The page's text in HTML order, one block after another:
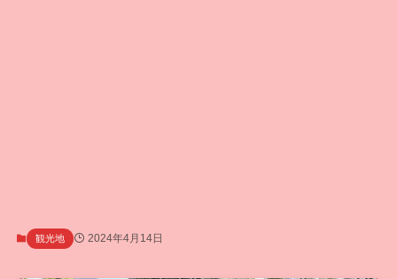
観光地 2024年4月14日